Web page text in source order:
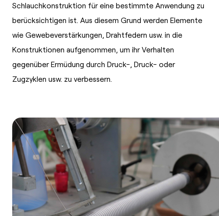
Schlauchkonstruktion für eine bestimmte Anwendung zu
berücksichtigen ist. Aus diesem Grund werden Elemente
wie Gewebeverstärkungen, Drahtfedern usw. in die
Konstruktionen aufgenommen, um ihr Verhalten
gegenüber Ermüdung durch Druck-, Druck- oder
Zugzyklen usw. zu verbessern.